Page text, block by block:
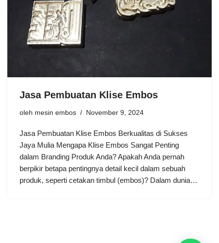
Jasa Pembuatan Klise Embos
oleh mesin embos November 9, 2024
Jasa Pembuatan Klise Embos Berkualitas di Sukses
Jaya Mulia Mengapa Klise Embos Sangat Penting
dalam Branding Produk Anda? Apakah Anda pernah
berpikir betapa pentingnya detail kecil dalam sebuah
produk, seperti cetakan timbul (embos)? Dalam dunia…